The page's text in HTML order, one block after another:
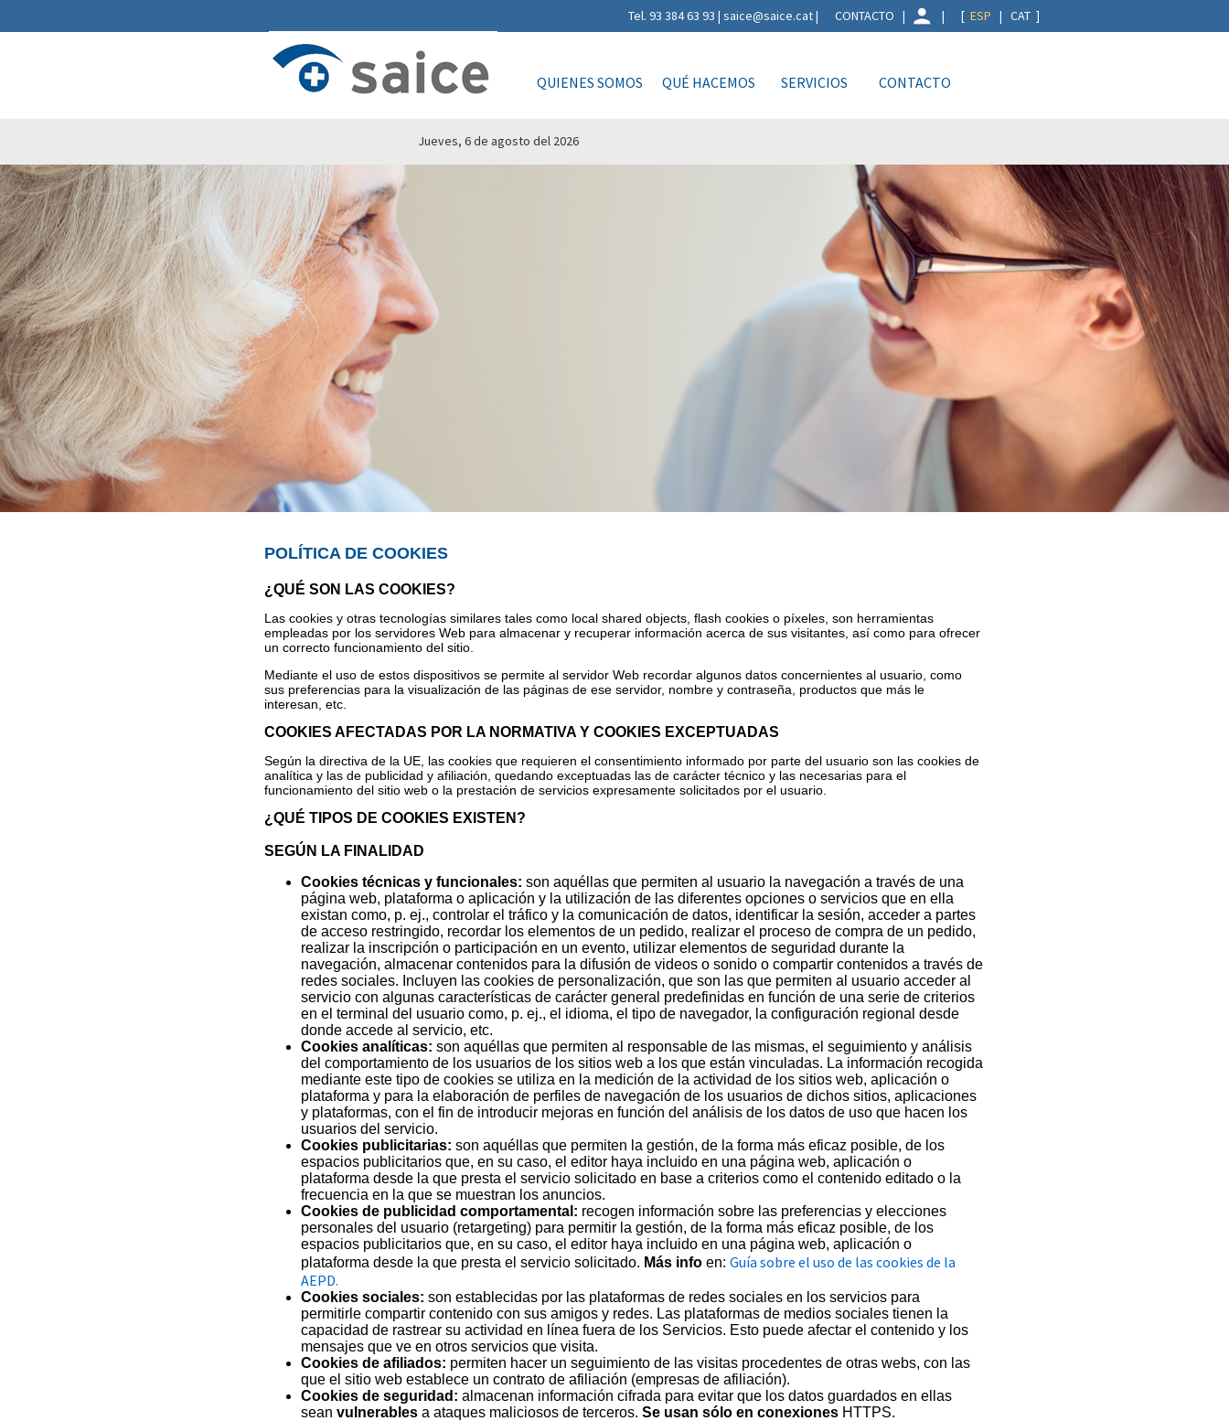
Tel. 93 384 63 93 | saice@saice.cat | CONTACTO | | [ ESP | CAT]
QUIENES SOMOS QUÉ HACEMOS SERVICIOS CONTACTO
Jueves, 6 de agosto del 2026
POLÍTICA DE COOKIES
¿QUÉ SON LAS COOKIES?
Las cookies y otras tecnologías similares tales como local shared objects, flash cookies o píxeles, son herramientas
empleadas por los servidores Web para almacenar y recuperar información acerca de sus visitantes, así como para ofrecer
un correcto funcionamiento del sitio.
Mediante el uso de estos dispositivos se permite al servidor Web recordar algunos datos concernientes al usuario, como
sus preferencias para la visualización de las páginas de ese servidor, nombre y contraseña, productos que más le
interesan, etc.
COOKIES AFECTADAS POR LA NORMATIVA Y COOKIES EXCEPTUADAS
Según la directiva de la UE, las cookies que requieren el consentimiento informado por parte del usuario son las cookies de
analítica y las de publicidad y afiliación, quedando exceptuadas las de carácter técnico y las necesarias para el
funcionamiento del sitio web o la prestación de servicios expresamente solicitados por el usuario.
¿QUÉ TIPOS DE COOKIES EXISTEN?
SEGÚN LA FINALIDAD
Cookies técnicas y funcionales: son aquéllas que permiten al usuario la navegación a través de una
página web, plataforma o aplicación y la utilización de las diferentes opciones o servicios que en ella
existan como, p. ej., controlar el tráfico y la comunicación de datos, identificar la sesión, acceder a partes
de acceso restringido, recordar los elementos de un pedido, realizar el proceso de compra de un pedido,
realizar la inscripción o participación en un evento, utilizar elementos de seguridad durante la
navegación, almacenar contenidos para la difusión de videos o sonido o compartir contenidos a través de
redes sociales. Incluyen las cookies de personalización, que son las que permiten al usuario acceder al
servicio con algunas características de carácter general predefinidas en función de una serie de criterios
en el terminal del usuario como, p. ej., el idioma, el tipo de navegador, la configuración regional desde
donde accede al servicio, etc.
Cookies analíticas: son aquéllas que permiten al responsable de las mismas, el seguimiento y análisis
del comportamiento de los usuarios de los sitios web a los que están vinculadas. La información recogida
mediante este tipo de cookies se utiliza en la medición de la actividad de los sitios web, aplicación o
plataforma y para la elaboración de perfiles de navegación de los usuarios de dichos sitios, aplicaciones
y plataformas, con el fin de introducir mejoras en función del análisis de los datos de uso que hacen los
usuarios del servicio.
Cookies publicitarias: son aquéllas que permiten la gestión, de la forma más eficaz posible, de los
espacios publicitarios que, en su caso, el editor haya incluido en una página web, aplicación o
plataforma desde la que presta el servicio solicitado en base a criterios como el contenido editado o la
frecuencia en la que se muestran los anuncios.
Cookies de publicidad comportamental: recogen información sobre las preferencias y elecciones
personales del usuario (retargeting) para permitir la gestión, de la forma más eficaz posible, de los
espacios publicitarios que, en su caso, el editor haya incluido en una página web, aplicación o
plataforma desde la que presta el servicio solicitado. Más infoen: Guía sobre el uso de las cookies de la
AEPD.
Cookies sociales: son establecidas por las plataformas de redes sociales en los servicios para
permitirle compartir contenido con sus amigos y redes. Las plataformas de medios sociales tienen la
capacidad de rastrear su actividad en línea fuera de los Servicios. Esto puede afectar el contenido y los
mensajes que ve en otros servicios que visita.
Cookies de afiliados: permiten hacer un seguimiento de las visitas procedentes de otras webs, con las
que el sitio web establece un contrato de afiliación (empresas de afiliación).
Cookies de seguridad: almacenan información cifrada para evitar que los datos guardados en ellas
sean vulnerablesa ataques maliciosos de terceros. Se usan sólo en conexionesHTTPS.